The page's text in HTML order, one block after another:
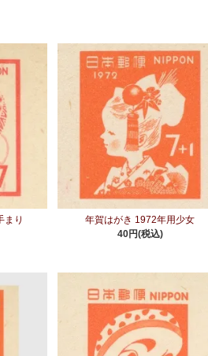
まり
年賀はがき 1972年用少女
40円(税込)